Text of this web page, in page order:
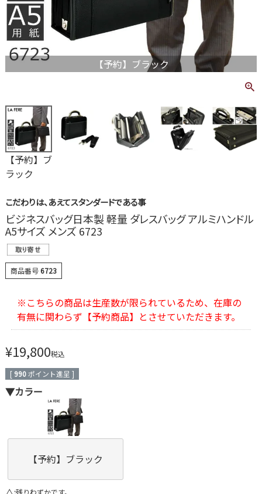
【予約】ブラック
【予約】ブ
ラック
こだわりは、あえてスタンダードである事
ビジネスバッグ日本製 軽量 ダレスバッグ アルミハンドル
A5サイズ メンズ 6723
商品番号6723
※こちらの商品は生産数が限られているため、在庫の
有無に関わらず【予約商品】とさせていただきます。
¥19,800税込
[ 990ポイント進呈 ]
▼カラー
【予約】ブラック